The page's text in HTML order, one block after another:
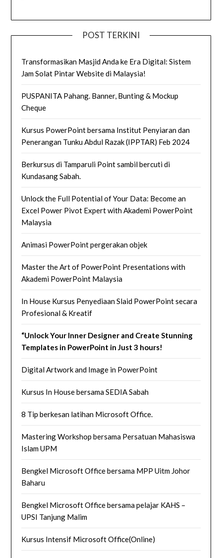
POST TERKINI
Transformasikan Masjid Anda ke Era Digital: Sistem
Jam Solat Pintar Website di Malaysia!
PUSPANITA Pahang. Banner, Bunting & Mockup
Cheque
Kursus PowerPoint bersama Institut Penyiaran dan
Penerangan Tunku Abdul Razak (IPPTAR) Feb 2024
Berkursus di Tamparuli Point sambil bercuti di
Kundasang Sabah.
Unlock the Full Potential of Your Data: Become an
Excel Power Pivot Expert with Akademi PowerPoint
Malaysia
Animasi PowerPoint pergerakan objek
Master the Art of PowerPoint Presentations with
Akademi PowerPoint Malaysia
In House Kursus Penyediaan Slaid PowerPoint secara
Profesional & Kreatif
“Unlock Your Inner Designer and Create Stunning
Templates in PowerPoint in Just 3 hours!
Digital Artwork and Image in PowerPoint
Kursus In House bersama SEDIA Sabah
8 Tip berkesan latihan Microsoft Office.
Mastering Workshop bersama Persatuan Mahasiswa
Islam UPM
Bengkel Microsoft Office bersama MPP Uitm Johor
Baharu
Bengkel Microsoft Office bersama pelajar KAHS –
UPSI Tanjung Malim
Kursus Intensif Microsoft Office(Online)